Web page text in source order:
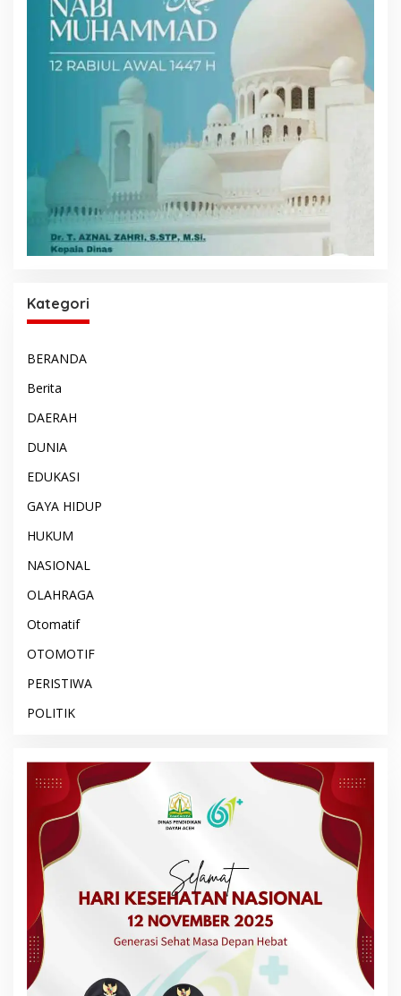
Kategori
BERANDA
Berita
DAERAH
DUNIA
EDUKASI
GAYA HIDUP
HUKUM
NASIONAL
OLAHRAGA
Otomatif
OTOMOTIF
PERISTIWA
POLITIK